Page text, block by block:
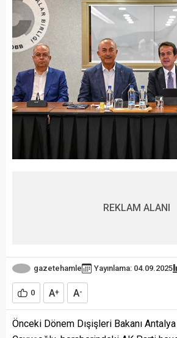
REKLAM ALANI
gazetehamle Yayınlama: 04.09.2025
0 A+ A-
Önceki Dönem Dışişleri Bakanı